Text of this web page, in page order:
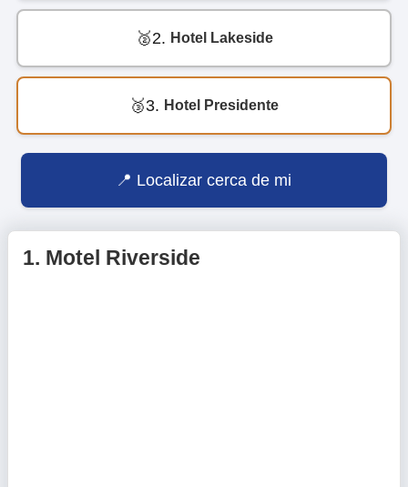
2. Hotel Lakeside
3. Hotel Presidente
Localizar cerca de mi
1. Motel Riverside